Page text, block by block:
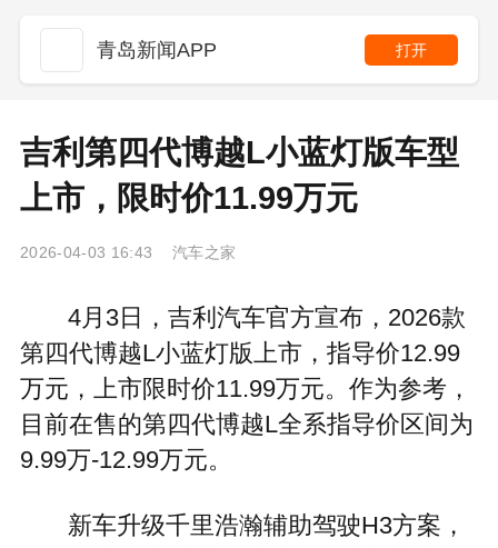
青岛新闻APP 打开
吉利第四代博越L小蓝灯版车型
上市，限时价11.99万元
2026-04-03 16:43 汽车之家
4月3日，吉利汽车官方宣布，2026款
第四代博越L小蓝灯版上市，指导价12.99
万元，上市限时价11.99万元。作为参考，
目前在售的第四代博越L全系指导价区间为
9.99万-12.99万元。
新车升级千里浩瀚辅助驾驶H3方案，